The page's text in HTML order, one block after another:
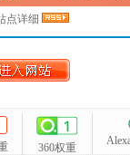
点详细
360权重